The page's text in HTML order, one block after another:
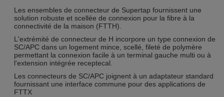
Les ensembles de connecteur de Supertap fournissent une
solution robuste et scellée de connexion pour la fibre à la
connectivité de la maison (FTTH).
L'extrémité de connecteur de H incorpore un type connexion de
SC/APC dans un logement mince, scellé, fileté de polymère
permettant la connexion facile à un terminal gauche multi ou à
l'extension intégrée receptecal.
Les connecteurs de SC/APC joignent à un adaptateur standard
fournissant une interface commune pour des applications de
FTTX